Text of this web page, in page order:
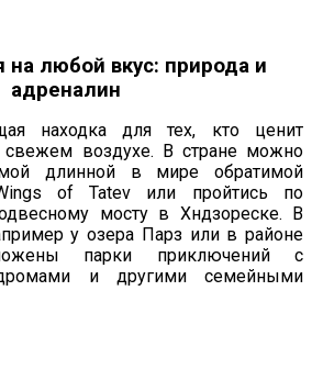
любой вкус: природа и
адреналин
находка для тех, кто ценит
воздухе. В стране можно
длинной в мире обратимой
of Tatev или пройтись по
мосту в Хндзореске. В
у озера Парз или в районе
парки приключений с
и другими семейными